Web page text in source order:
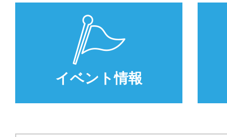
イベント情報